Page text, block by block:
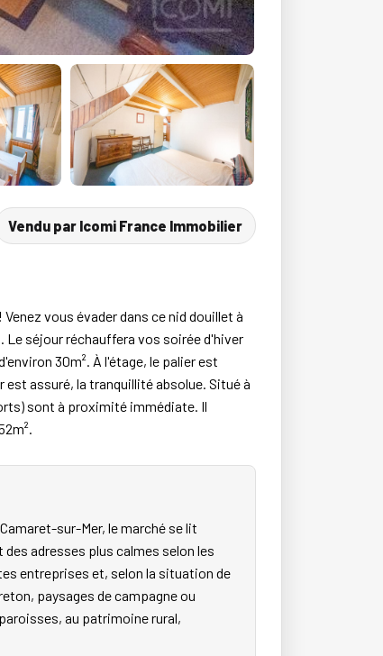
Vendu par Icomi France Immobilier
vous évader dans ce nid douillet à
Le séjour réchauffera vos soirée d'hiver
30m². À l'étage, le palier est
assuré, la tranquillité absolue. Situé à
sont à proximité immédiate. Il
sur-Mer, le marché se lit
adresses plus calmes selon les
entreprises et, selon la situation de
paysages de campagne ou
au patrimoine rural,